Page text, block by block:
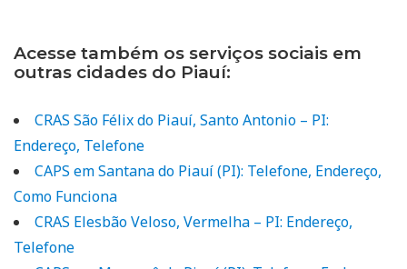
Acesse também os serviços sociais em
outras cidades do Piauí:
CRAS São Félix do Piauí, Santo Antonio – PI:
Endereço, Telefone
CAPS em Santana do Piauí (PI): Telefone, Endereço,
Como Funciona
CRAS Elesbão Veloso, Vermelha – PI: Endereço,
Telefone